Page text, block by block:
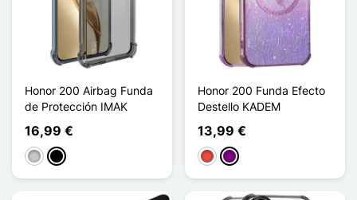
Honor 200 Airbag Funda
de Protección IMAK
16,99 €
Transparente
Noir Transparent
Honor 200 Funda Efecto
Destello KADEM
13,99 €
RojoPúrpura